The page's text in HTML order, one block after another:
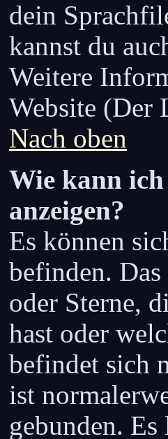
dein
kannst du
Weitere
Website (Der
Nach oben
Wie kann
anzeigen?
Es können
befinden.
oder Sterne,
hast oder
befindet sich
ist
gebunden.